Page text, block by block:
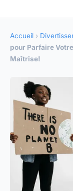
Accueil ›
pour Parfaire
Maîtrise!